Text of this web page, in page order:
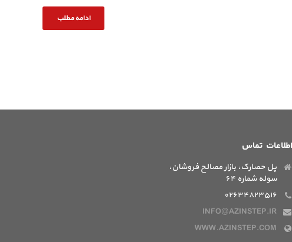
ادامه مطلب
اطلاعات تماس
پل حصارک، بازار مصالح فروشان،
سوله شماره ۶۴
۰۲۶۳۴۸۲۳۵۱۶
INFO@AZINSTEP.IR
WWW.AZINSTEP.COM